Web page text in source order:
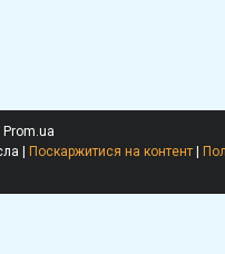
Prom.ua
Поскаржитися на контент